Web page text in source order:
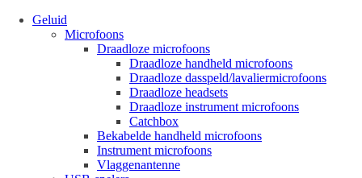
Geluid
Microfoons
Draadloze microfoons
Draadloze handheld microfoons
Draadloze dasspeld/lavaliermicrofoons
Draadloze headsets
Draadloze instrument microfoons
Catchbox
Bekabelde handheld microfoons
Instrument microfoons
Vlaggenantenne